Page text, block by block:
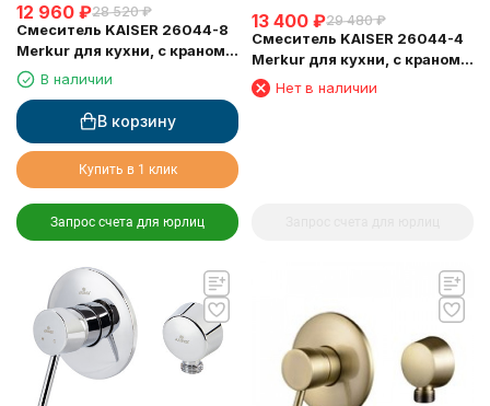
12 960 ₽28 520 ₽
Смеситель KAISER 26044-8
Merkur для кухни, с краном
для питьевой воды,
песочный
В наличии
В корзину
Купить в 1 клик
Запрос счета для юрлиц
13 400 ₽29 480 ₽
Смеситель KAISER 26044-4
Merkur для кухни, с краном
для питьевой воды,
песочный
Нет в наличии